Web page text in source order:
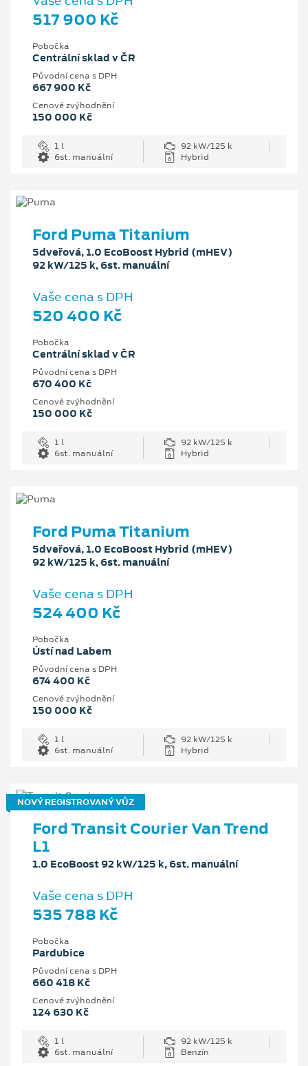
517 900 Kč
Pobočka
Centrální sklad v ČR
Původní cena s DPH
667 900 Kč
Cenové zvýhodnění
150 000 Kč
1 l
92 kW/125 k
6st. manuální
Hybrid
Ford Puma Titanium
5dveřová, 1.0 EcoBoost Hybrid (mHEV)
92 kW/125 k, 6st. manuální
Vaše cena s DPH
520 400 Kč
Pobočka
Centrální sklad v ČR
Původní cena s DPH
670 400 Kč
Cenové zvýhodnění
150 000 Kč
1 l
92 kW/125 k
6st. manuální
Hybrid
Ford Puma Titanium
5dveřová, 1.0 EcoBoost Hybrid (mHEV)
92 kW/125 k, 6st. manuální
Vaše cena s DPH
524 400 Kč
Pobočka
Ústí nad Labem
Původní cena s DPH
674 400 Kč
Cenové zvýhodnění
150 000 Kč
1 l
92 kW/125 k
6st. manuální
Hybrid
NOVÝ REGISTROVANÝ VŮZ
Ford Transit Courier Van Trend
L1
1.0 EcoBoost 92 kW/125 k, 6st. manuální
Vaše cena s DPH
535 788 Kč
Pobočka
Pardubice
Původní cena s DPH
660 418 Kč
Cenové zvýhodnění
124 630 Kč
1 l
92 kW/125 k
6st. manuální
Benzín